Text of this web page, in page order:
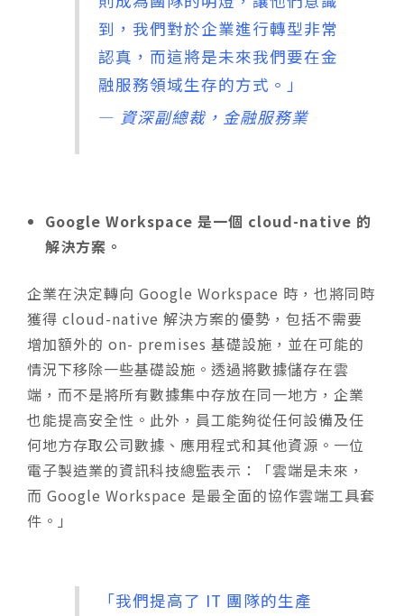
到，我們對於企業進行轉型非常
認真，而這將是未來我們要在金
融服務領域生存的方式。」
— 資深副總裁，金融服務業
Google Workspace 是一個 cloud-native 的
解決方案。
企業在決定轉向 Google Workspace 時，也將同時
獲得 cloud-native 解決方案的優勢，包括不需要
增加額外的 on- premises 基礎設施，並在可能的
情況下移除一些基礎設施。透過將數據儲存在雲
端，而不是將所有數據集中存放在同一地方，企業
也能提高安全性。此外，員工能夠從任何設備及任
何地方存取公司數據、應用程式和其他資源。一位
電子製造業的資訊科技總監表示：「雲端是未來，
而 Google Workspace 是最全面的協作雲端工具套
件。」
「我們提高了 IT 團隊的生產